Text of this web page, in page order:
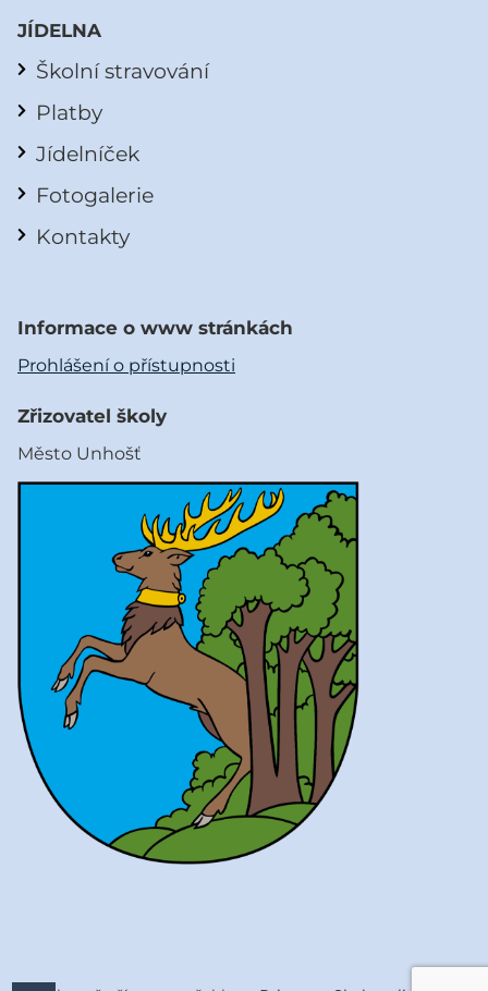
JÍDELNA
Školní stravování
Platby
Jídelníček
Fotogalerie
Kontakty
Informace o www stránkách
Prohlášení o přístupnosti
Zřizovatel školy
Město Unhošť